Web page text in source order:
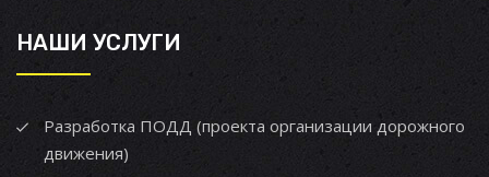
НАШИ УСЛУГИ
Разработка ПОДД (проекта организации дорожного
движения)